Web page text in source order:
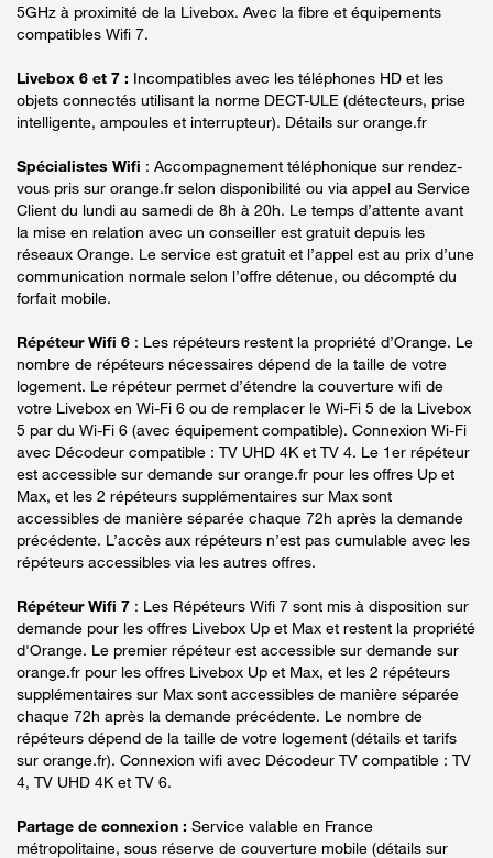
5GHz à proximité de la Livebox. Avec la fibre et équipements
compatibles Wifi 7.
Livebox 6 et 7 : Incompatibles avec les téléphones HD et les
objets connectés utilisant la norme DECT-ULE (détecteurs, prise
intelligente, ampoules et interrupteur). Détails sur orange.fr
Spécialistes Wifi : Accompagnement téléphonique sur rendez-
vous pris sur orange.fr selon disponibilité ou via appel au Service
Client du lundi au samedi de 8h à 20h. Le temps d’attente avant
la mise en relation avec un conseiller est gratuit depuis les
réseaux Orange. Le service est gratuit et l’appel est au prix d’une
communication normale selon l’offre détenue, ou décompté du
forfait mobile.
Répéteur Wifi 6 : Les répéteurs restent la propriété d’Orange. Le
nombre de répéteurs nécessaires dépend de la taille de votre
logement. Le répéteur permet d’étendre la couverture wifi de
votre Livebox en Wi-Fi 6 ou de remplacer le Wi-Fi 5 de la Livebox
5 par du Wi-Fi 6 (avec équipement compatible). Connexion Wi-Fi
avec Décodeur compatible : TV UHD 4K et TV 4. Le 1er répéteur
est accessible sur demande sur orange.fr pour les offres Up et
Max, et les 2 répéteurs supplémentaires sur Max sont
accessibles de manière séparée chaque 72h après la demande
précédente. L’accès aux répéteurs n’est pas cumulable avec les
répéteurs accessibles via les autres offres.
Répéteur Wifi 7 : Les Répéteurs Wifi 7 sont mis à disposition sur
demande pour les offres Livebox Up et Max et restent la propriété
d'Orange. Le premier répéteur est accessible sur demande sur
orange.fr pour les offres Livebox Up et Max, et les 2 répéteurs
supplémentaires sur Max sont accessibles de manière séparée
chaque 72h après la demande précédente. Le nombre de
répéteurs dépend de la taille de votre logement (détails et tarifs
sur orange.fr). Connexion wifi avec Décodeur TV compatible : TV
4, TV UHD 4K et TV 6.
Partage de connexion : Service valable en France
métropolitaine, sous réserve de couverture mobile (détails sur